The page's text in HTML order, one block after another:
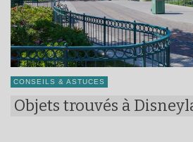
CONSEILS & ASTUCES
Objets trouvés à